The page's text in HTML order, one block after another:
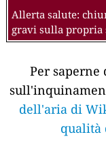
Allerta salute:
gravi sulla propria
Per
dell'aria di
qualità